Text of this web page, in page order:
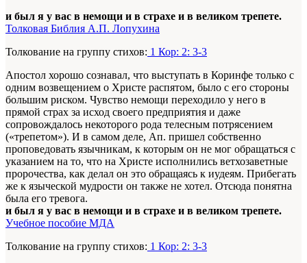
и был я у вас в немощи и в страхе и в великом трепете.
Толковая Библия А.П. Лопухина
Толкование на группу стихов: 1 Кор: 2: 3-3
Апостол хорошо сознавал, что выступать в Коринфе только с
одним возвещением о Христе распятом, было с его стороны
большим риском. Чувство немощи переходило у него в
прямой страх за исход своего предприятия и даже
сопровождалось некоторого рода телесным потрясением
(«трепетом»). И в самом деле, Ап. пришел собственно
проповедовать язычникам, к которым он не мог обращаться с
указанием на то, что на Христе исполнились ветхозаветные
пророчества, как делал он это обращаясь к иудеям. Прибегать
же к языческой мудрости он также не хотел. Отсюда понятна
была его тревога.
и был я у вас в немощи и в страхе и в великом трепете.
Учебное пособие МДА
Толкование на группу стихов: 1 Кор: 2: 3-3